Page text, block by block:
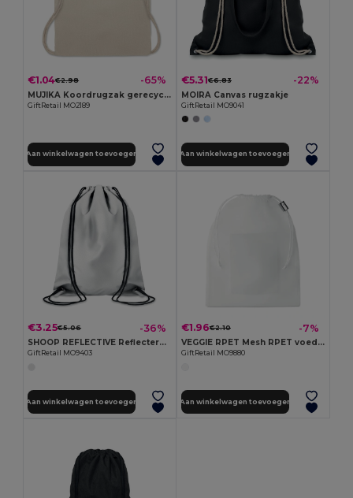
€1.04€2.98 -65%
MUJIKA Koordrugzak gerecycled 140gr/m²
GiftRetail MO2189
Aan winkelwagen toevoegen
€5.31€6.83 -22%
MOIRA Canvas rugzakje
GiftRetail MO9041
Aan winkelwagen toevoegen
€3.25€5.06 -36%
SHOOP REFLECTIVE Reflecterende rugzak
GiftRetail MO9403
Aan winkelwagen toevoegen
€1.96€2.10 -7%
VEGGIE RPET Mesh RPET voedsel zakje
GiftRetail MO9880
Aan winkelwagen toevoegen